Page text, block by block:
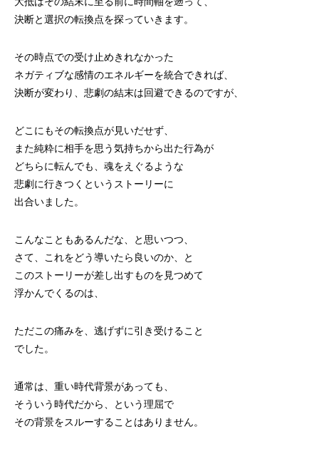
決断と選択の転換点を探っていきます。
その時点での受け止めきれなかった
ネガティブな感情のエネルギーを統合できれば、
決断が変わり、悲劇の結末は回避できるのですが、
どこにもその転換点が見いだせず、
また純粋に相手を思う気持ちから出た行為が
どちらに転んでも、魂をえぐるような
悲劇に行きつくというストーリーに
出合いました。
こんなこともあるんだな、と思いつつ、
さて、これをどう導いたら良いのか、と
このストーリーが差し出すものを見つめて
浮かんでくるのは、
ただこの痛みを、逃げずに引き受けること
でした。
通常は、重い時代背景があっても、
そういう時代だから、という理屈で
その背景をスルーすることはありません。